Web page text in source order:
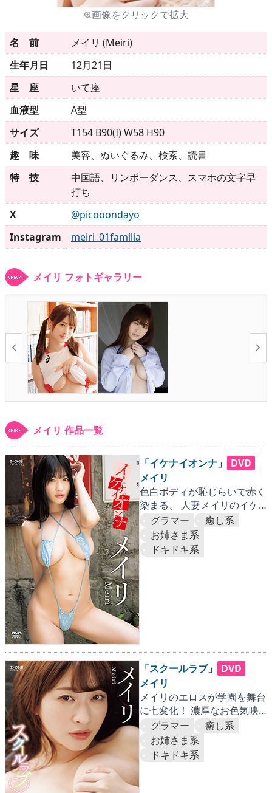
メニュー
▶発売中
▶新作
▶次回作
▶制作中
発売年月日
ご利用ガイド
▶ 更新情報
個人情報保護について
▶よくあるご質問
▶会社概要
▶お問い合わせフォーム
画像をクリックで拡大
名 前
メイリ (Meiri)
生年月日
12月21日
星 座
いて座
血液型
A型
サイズ
T154 B90(I) W58 H90
趣 味
美容、ぬいぐるみ、検索、読書
特 技
中国語、リンボーダンス、スマホの文字早
打ち
X
@picooondayo
Instagram
meiri_01familia
メイリ フォトギャラリー
メイリ 作品一覧
「イケナイオンナ」
DVD
メイリ
色白ボディが恥じらいで赤く
染まる、 人妻メイリのイケ
ない官能ストーリー!!
グラマー
癒し系
お姉さま系
ドキドキ系
「スクールラブ」
DVD
メイリ
メイリのエロスが学園を舞台
に七変化！ 濃厚なお色気映
像にグラビア界は今年一のヒ
ートアップ!!
グラマー
癒し系
お姉さま系
ドキドキ系